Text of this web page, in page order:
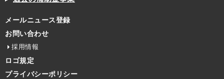
メールニュース登録
お問い合わせ
採用情報
ロゴ規定
プライバシーポリシー